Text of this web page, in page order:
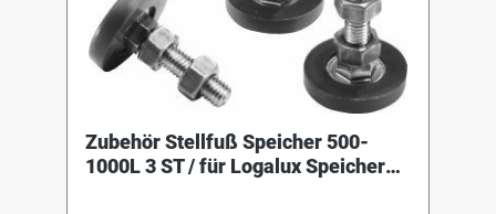
Zubehör Stellfuß Speicher 500-
1000L 3 ST / für Logalux Speicher